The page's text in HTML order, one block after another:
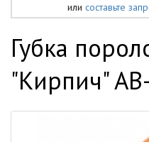
или составьте
Губка
"Кирпич"